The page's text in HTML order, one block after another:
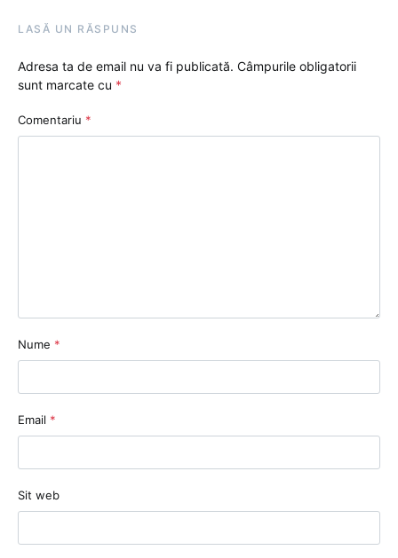
LASĂ UN RĂSPUNS
Adresa ta de email nu va fi publicată. Câmpurile obligatorii
sunt marcate cu *
Comentariu *
Nume *
Email *
Sit web